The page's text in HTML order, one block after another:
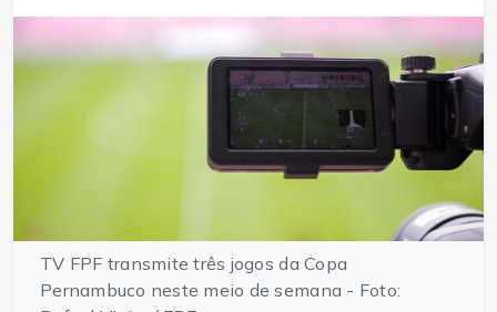
TV FPF transmite três jogos da Copa
Pernambuco neste meio de semana - Foto: